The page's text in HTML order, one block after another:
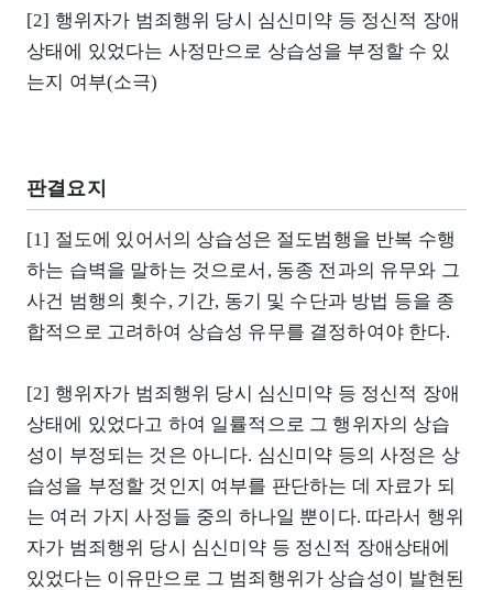
[2] 행위자가 범죄행위 당시 심신미약 등 정신적 장애
상태에 있었다는 사정만으로 상습성을 부정할 수 있
는지 여부(소극)
판결요지
[1] 절도에 있어서의 상습성은 절도범행을 반복 수행
하는 습벽을 말하는 것으로서, 동종 전과의 유무와 그
사건 범행의 횟수, 기간, 동기 및 수단과 방법 등을 종
합적으로 고려하여 상습성 유무를 결정하여야 한다.
[2] 행위자가 범죄행위 당시 심신미약 등 정신적 장애
상태에 있었다고 하여 일률적으로 그 행위자의 상습
성이 부정되는 것은 아니다. 심신미약 등의 사정은 상
습성을 부정할 것인지 여부를 판단하는 데 자료가 되
는 여러 가지 사정들 중의 하나일 뿐이다. 따라서 행위
자가 범죄행위 당시 심신미약 등 정신적 장애상태에
있었다는 이유만으로 그 범죄행위가 상습성이 발현된